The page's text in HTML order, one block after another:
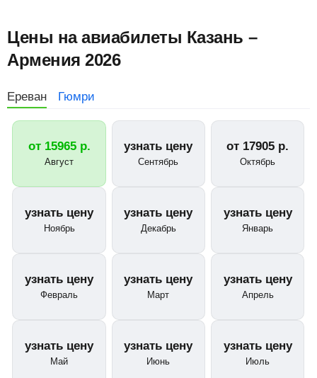
Цены на авиабилеты Казань –
Армения 2026
Ереван Гюмри
от 15965р.
Август
узнать цену
Сентябрь
от 17905 р.
Октябрь
узнать цену
Ноябрь
узнать цену
Декабрь
узнать цену
Январь
узнать цену
Февраль
узнать цену
Март
узнать цену
Апрель
узнать цену
Май
узнать цену
Июнь
узнать цену
Июль